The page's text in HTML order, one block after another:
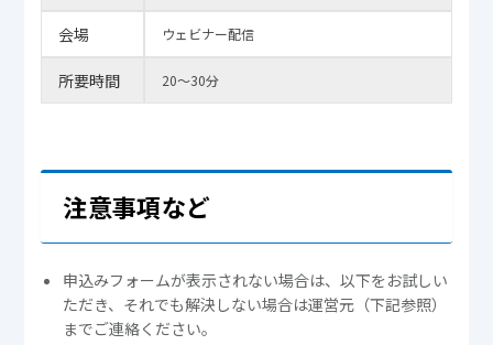
会場 ウェビナー配信
所要時間 20～30分
注意事項など
申込みフォームが表示されない場合は、以下をお試しい
ただき、それでも解決しない場合は運営元（下記参照）
までご連絡ください。